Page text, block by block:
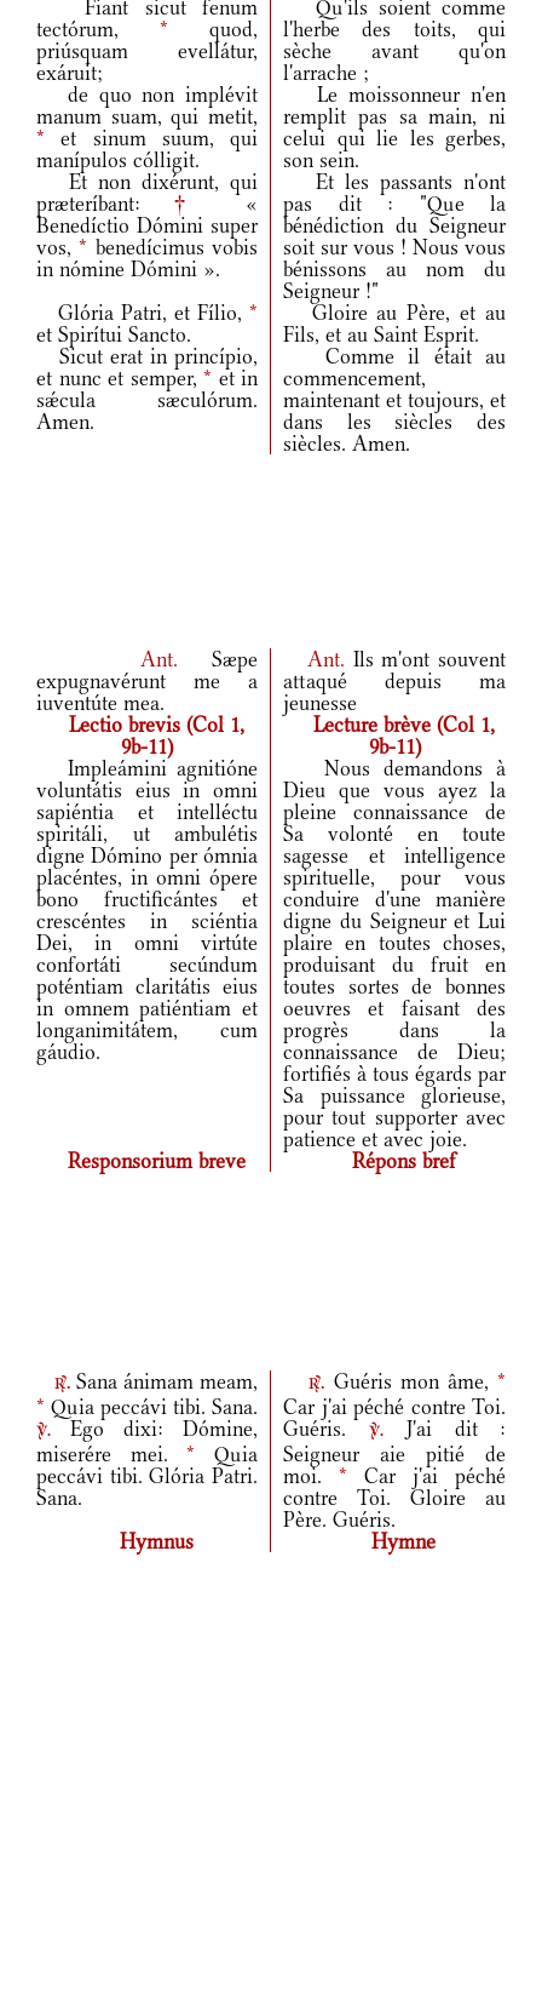
Fiant sicut fenum
tectórum, * quod,
priúsquam evellátur,
exáruit;
Qu'ils soient comme
l'herbe des toits, qui
sèche avant qu'on
l'arrache ;
de quo non implévit
manum suam, qui metit,
* et sinum suum, qui
manípulos cólligit.
Le moissonneur n'en
remplit pas sa main, ni
celui qui lie les gerbes,
son sein.
Et non dixérunt, qui
præteríbant: †
«
Benedíctio Dómini super
vos,* benedícimus vobis
in nómine Dómini ».
Et les passants n'ont
pas dit : "Que la
bénédiction du Seigneur
soit sur vous ! Nous vous
bénissons au nom du
Seigneur !"
Glória Patri, et Fílio, *
et Spirítui Sancto.
Gloire au Père, et au
Fils, et au Saint Esprit.
Sicut erat in princípio,
et nunc et semper, * et in
sǽcula sæculórum.
Amen.
Comme il était au
commencement,
maintenant et toujours, et
dans les siècles des
siècles. Amen.
Ant. Sæpe
expugnavérunt me a
iuventúte mea.
Ant. Ils m'ont souvent
attaqué depuis ma
jeunesse
Lectio brevis (Col 1,
9b-11)
Lecture brève (Col 1,
9b-11)
Impleámini agnitióne
voluntátis eius in omni
sapiéntia et intelléctu
spiritáli, ut ambulétis
digne Dómino per ómnia
placéntes, in omni ópere
bono fructificántes et
crescéntes in sciéntia
Dei, in omni virtúte
confortáti secúndum
poténtiam claritátis eius
in omnem patiéntiam et
longanimitátem, cum
gáudio.
Nous demandons à
Dieu que vous ayez la
pleine connaissance de
Sa volonté en toute
sagesse et intelligence
spirituelle, pour vous
conduire d'une manière
digne du Seigneur et Lui
plaire en toutes choses,
produisant du fruit en
toutes sortes de bonnes
oeuvres et faisant des
progrès dans la
connaissance de Dieu;
fortifiés à tous égards par
Sa puissance glorieuse,
pour tout supporter avec
patience et avec joie.
Responsorium breve
Répons bref
r. Sana ánimam meam,
* Quia peccávi tibi. Sana.
v.
Ego dixi: Dómine,
miserére mei.* Quia
peccávi tibi. Glória Patri.
Sana.
r. Guéris mon âme,*
Car j'ai péché contre Toi.
Guéris.
v.J'ai dit :
Seigneur aie pitié de
moi. * Car j'ai péché
contre Toi. Gloire au
Père. Guéris.
Hymnus
Hymne